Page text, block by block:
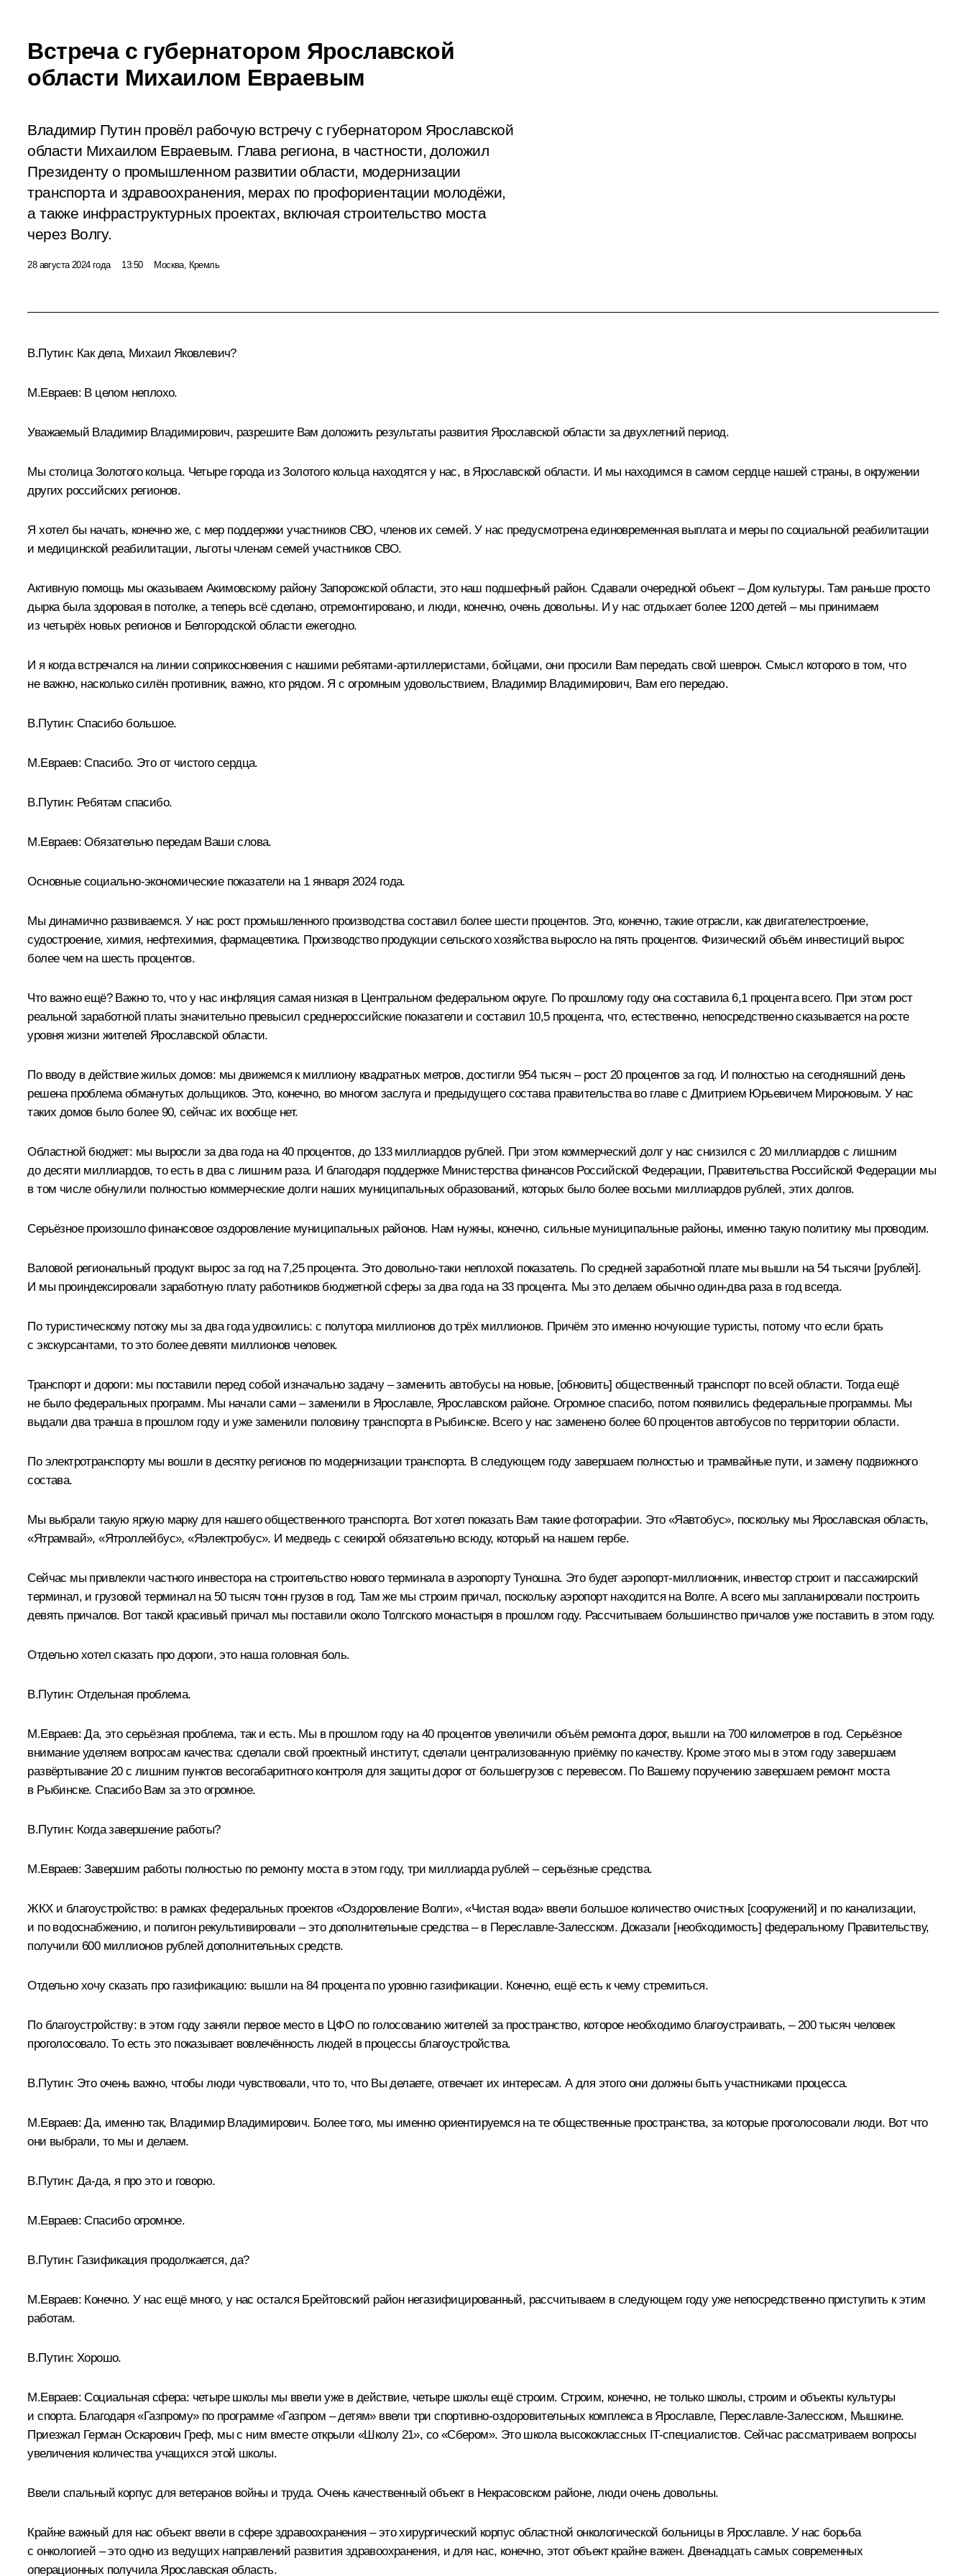
Встреча с губернатором Ярославской
области Михаилом Евраевым
Владимир Путин провёл рабочую встречу с губернатором Ярославской
области Михаилом Евраевым. Глава региона, в частности, доложил
Президенту о промышленном развитии области, модернизации
транспорта и здравоохранения, мерах по профориентации молодёжи,
а также инфраструктурных проектах, включая строительство моста
через Волгу.
28 августа 2024 года 13:50 Москва, Кремль
В.Путин: Как дела, Михаил Яковлевич?
М.Евраев: В целом неплохо.
Уважаемый Владимир Владимирович, разрешите Вам доложить результаты развития Ярославской области за двухлетний период.
Мы столица Золотого кольца. Четыре города из Золотого кольца находятся у нас, в Ярославской области. И мы находимся в самом сердце нашей страны, в окружении
других российских регионов.
Я хотел бы начать, конечно же, с мер поддержки участников СВО, членов их семей. У нас предусмотрена единовременная выплата и меры по социальной реабилитации
и медицинской реабилитации, льготы членам семей участников СВО.
Активную помощь мы оказываем Акимовскому району Запорожской области, это наш подшефный район. Сдавали очередной объект – Дом культуры. Там раньше просто
дырка была здоровая в потолке, а теперь всё сделано, отремонтировано, и люди, конечно, очень довольны. И у нас отдыхает более 1200 детей – мы принимаем
из четырёх новых регионов и Белгородской области ежегодно.
И я когда встречался на линии соприкосновения с нашими ребятами-артиллеристами, бойцами, они просили Вам передать свой шеврон. Смысл которого в том, что
не важно, насколько силён противник, важно, кто рядом. Я с огромным удовольствием, Владимир Владимирович, Вам его передаю.
В.Путин: Спасибо большое.
М.Евраев: Спасибо. Это от чистого сердца.
В.Путин: Ребятам спасибо.
М.Евраев: Обязательно передам Ваши слова.
Основные социально-экономические показатели на 1 января 2024 года.
Мы динамично развиваемся. У нас рост промышленного производства составил более шести процентов. Это, конечно, такие отрасли, как двигателестроение,
судостроение, химия, нефтехимия, фармацевтика. Производство продукции сельского хозяйства выросло на пять процентов. Физический объём инвестиций вырос
более чем на шесть процентов.
Что важно ещё? Важно то, что у нас инфляция самая низкая в Центральном федеральном округе. По прошлому году она составила 6,1 процента всего. При этом рост
реальной заработной платы значительно превысил среднероссийские показатели и составил 10,5 процента, что, естественно, непосредственно сказывается на росте
уровня жизни жителей Ярославской области.
По вводу в действие жилых домов: мы движемся к миллиону квадратных метров, достигли 954 тысяч – рост 20 процентов за год. И полностью на сегодняшний день
решена проблема обманутых дольщиков. Это, конечно, во многом заслуга и предыдущего состава правительства во главе с Дмитрием Юрьевичем Мироновым. У нас
таких домов было более 90, сейчас их вообще нет.
Областной бюджет: мы выросли за два года на 40 процентов, до 133 миллиардов рублей. При этом коммерческий долг у нас снизился с 20 миллиардов с лишним
до десяти миллиардов, то есть в два с лишним раза. И благодаря поддержке Министерства финансов Российской Федерации, Правительства Российской Федерации мы
в том числе обнулили полностью коммерческие долги наших муниципальных образований, которых было более восьми миллиардов рублей, этих долгов.
Серьёзное произошло финансовое оздоровление муниципальных районов. Нам нужны, конечно, сильные муниципальные районы, именно такую политику мы проводим.
Валовой региональный продукт вырос за год на 7,25 процента. Это довольно-таки неплохой показатель. По средней заработной плате мы вышли на 54 тысячи [рублей].
И мы проиндексировали заработную плату работников бюджетной сферы за два года на 33 процента. Мы это делаем обычно один-два раза в год всегда.
По туристическому потоку мы за два года удвоились: с полутора миллионов до трёх миллионов. Причём это именно ночующие туристы, потому что если брать
с экскурсантами, то это более девяти миллионов человек.
Транспорт и дороги: мы поставили перед собой изначально задачу – заменить автобусы на новые, [обновить] общественный транспорт по всей области. Тогда ещё
не было федеральных программ. Мы начали сами – заменили в Ярославле, Ярославском районе. Огромное спасибо, потом появились федеральные программы. Мы
выдали два транша в прошлом году и уже заменили половину транспорта в Рыбинске. Всего у нас заменено более 60 процентов автобусов по территории области.
По электротранспорту мы вошли в десятку регионов по модернизации транспорта. В следующем году завершаем полностью и трамвайные пути, и замену подвижного
состава.
Мы выбрали такую яркую марку для нашего общественного транспорта. Вот хотел показать Вам такие фотографии. Это «Яавтобус», поскольку мы Ярославская область,
«Ятрамвай», «Ятроллейбус», «Яэлектробус». И медведь с секирой обязательно всюду, который на нашем гербе.
Сейчас мы привлекли частного инвестора на строительство нового терминала в аэропорту Туношна. Это будет аэропорт-миллионник, инвестор строит и пассажирский
терминал, и грузовой терминал на 50 тысяч тонн грузов в год. Там же мы строим причал, поскольку аэропорт находится на Волге. А всего мы запланировали построить
девять причалов. Вот такой красивый причал мы поставили около Толгского монастыря в прошлом году. Рассчитываем большинство причалов уже поставить в этом году.
Отдельно хотел сказать про дороги, это наша головная боль.
В.Путин: Отдельная проблема.
М.Евраев: Да, это серьёзная проблема, так и есть. Мы в прошлом году на 40 процентов увеличили объём ремонта дорог, вышли на 700 километров в год. Серьёзное
внимание уделяем вопросам качества: сделали свой проектный институт, сделали централизованную приёмку по качеству. Кроме этого мы в этом году завершаем
развёртывание 20 с лишним пунктов весогабаритного контроля для защиты дорог от большегрузов с перевесом. По Вашему поручению завершаем ремонт моста
в Рыбинске. Спасибо Вам за это огромное.
В.Путин: Когда завершение работы?
М.Евраев:Завершим работы полностью по ремонту моста в этом году, три миллиарда рублей – серьёзные средства.
ЖКХ и благоустройство: в рамках федеральных проектов «Оздоровление Волги», «Чистая вода» ввели большое количество очистных [сооружений] и по канализации,
и по водоснабжению, и полигон рекультивировали – это дополнительные средства – в Переславле-Залесском. Доказали [необходимость] федеральному Правительству,
получили 600 миллионов рублей дополнительных средств.
Отдельно хочу сказать про газификацию: вышли на 84 процента по уровню газификации. Конечно, ещё есть к чему стремиться.
По благоустройству: в этом году заняли первое место в ЦФО по голосованию жителей за пространство, которое необходимо благоустраивать, – 200 тысяч человек
проголосовало. То есть это показывает вовлечённость людей в процессы благоустройства.
В.Путин: Это очень важно, чтобы люди чувствовали, что то, что Вы делаете, отвечает их интересам. А для этого они должны быть участниками процесса.
М.Евраев:Да, именно так, Владимир Владимирович. Более того, мы именно ориентируемся на те общественные пространства, за которые проголосовали люди. Вот что
они выбрали, то мы и делаем.
В.Путин: Да-да, я про это и говорю.
М.Евраев:Спасибо огромное.
В.Путин: Газификация продолжается, да?
М.Евраев: Конечно. У нас ещё много, у нас остался Брейтовский район негазифицированный, рассчитываем в следующем году уже непосредственно приступить к этим
работам.
В.Путин: Хорошо.
М.Евраев: Социальная сфера: четыре школы мы ввели уже в действие, четыре школы ещё строим. Строим, конечно, не только школы, строим и объекты культуры
и спорта. Благодаря «Газпрому» по программе «Газпром – детям» ввели три спортивно-оздоровительных комплекса в Ярославле, Переславле-Залесском, Мышкине.
Приезжал Герман Оскарович Греф, мы с ним вместе открыли «Школу 21», со «Сбером». Это школа высококлассных IT-специалистов. Сейчас рассматриваем вопросы
увеличения количества учащихся этой школы.
Ввели спальный корпус для ветеранов войны и труда. Очень качественный объект в Некрасовском районе, люди очень довольны.
Крайне важный для нас объект ввели в сфере здравоохранения – это хирургический корпус областной онкологической больницы в Ярославле. У нас борьба
с онкологией – это одно из ведущих направлений развития здравоохранения, и для нас, конечно, этот объект крайне важен. Двенадцать самых современных
операционных получила Ярославская область.